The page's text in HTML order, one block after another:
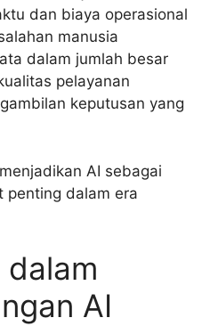
dan biaya operasional
manusia
dalam jumlah besar
pelayanan
keputusan yang
AI sebagai
penting dalam era
dalam
AI